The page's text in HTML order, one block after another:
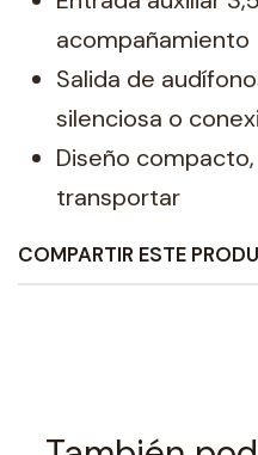
acompañamiento
Salida de
silenciosa o
Diseño
transportar
COMPARTIR ESTE